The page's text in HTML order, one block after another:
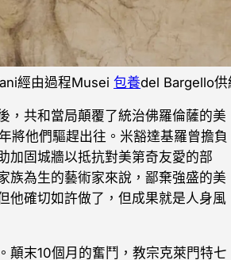
經由過程Musei 包養del Bargello供
，共和當局顛覆了統治佛羅倫薩的美
將他們驅趕出往。米豁達基羅曾擔負
加固城牆以抵抗對美第奇友愛的部
族為生的藝術家來說，鄙棄強盛的美
他確切如許做了，但成果就是人身風
顛末10個月的奮鬥，教宗克萊門特七